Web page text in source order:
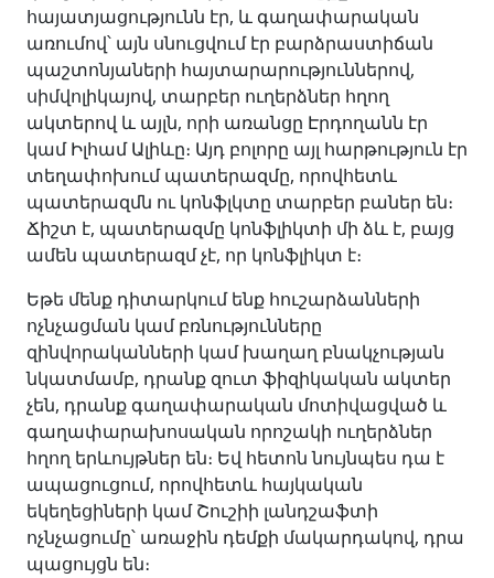
հայատյացությունն էր, և գաղափարական
առումով՝ այն սնուցվում էր բարձրաստիճան
պաշտոնյաների հայտարարություններով,
սիմվոլիկայով, տարբեր ուղերձներ հղող
ակտերով և այլն, որի առանցը Էրդողանն էր
կամ Իլհամ Ալիևը։ Այդ բոլորը այլ հարթություն էր
տեղափոխում պատերազմը, որովհետև
պատերազմն ու կոնֆլկտը տարբեր բաներ են։
Ճիշտ է, պատերազմը կոնֆլիկտի մի ձև է, բայց
ամեն պատերազմ չէ, որ կոնֆլիկտ է։
Եթե մենք դիտարկում ենք հուշարձանների
ոչնչացման կամ բռնությունները
զինվորականների կամ խաղաղ բնակչության
նկատմամբ, դրանք զուտ ֆիզիկական ակտեր
չեն, դրանք գաղափարական մոտիվացված և
գաղափարախոսական որոշակի ուղերձներ
հղող երևույթներ են։ Եվ հետոն նույնպես դա է
ապացուցում, որովհետև հայկական
եկեղեցիների կամ Շուշիի լանդշաֆտի
ոչնչացումը՝ առաջին դեմքի մակարդակով, դրա
պացույցն են։